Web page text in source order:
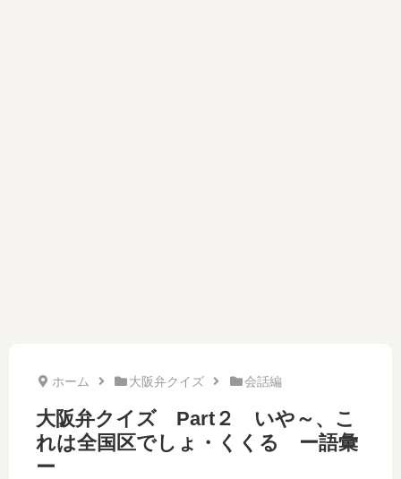
ホーム 大阪弁クイズ 会話編
大阪弁クイズ Part２ いや～、こ
れは全国区でしょ・くくる ー語彙
ー